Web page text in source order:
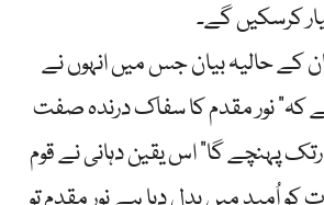
کرسکیں گے۔
کے حالیہ بیان جس میں انہوں نے
کہ” نور مقدم کا سفاک درندہ صفت
پہنچے گا” اس یقین دہانی نے قوم